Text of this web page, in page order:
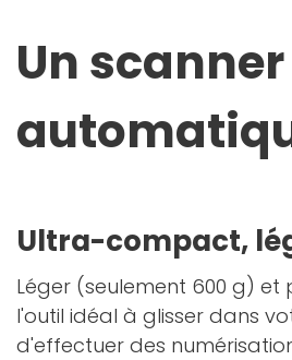
Un
Ultra-compact,
Léger (seulement 600 g) et
l'outil idéal à glisser dans
d'effectuer des